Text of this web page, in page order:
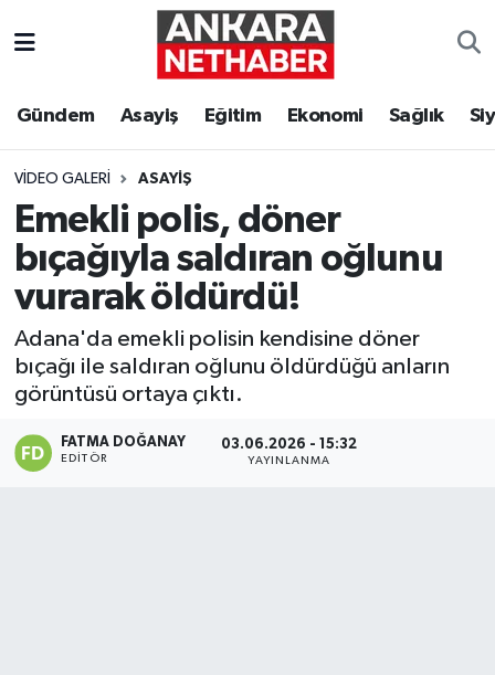
Gündem Asayiş Eğitim Ekonomi Sağlık
VIDEO GALERI ASAYIŞ
Emekli polis, döner
bıçağıyla saldıran oğlunu
vurarak öldürdü!
Adana'da emekli polisin kendisine döner
bıçağı ile saldıran oğlunu öldürdüğü anların
görüntüsü ortaya çıktı.
FATMA DOĞANAY
EDITÖR
03.06.2026 - 15:32
YAYINLANMA
Ekonomi
Gündem
Kim Kimdir Nereli
Ankara Hava Durumu
Tüm Manşetler
Son Dakika Haberleri
Haber Arşivi